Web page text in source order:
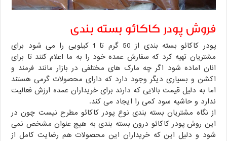
فروش پودر کاکائو بسته بندی
پودر کاکائو بسته بندی از 50 گرم تا 1 کیلویی را می شود برای
مشتریان تهیه کرد که سفارش عمده خود را به ما اعلام کنند تا برای
انان اماده شود اگر چه مارک های مختلفی در بازار مانند فرمند و
اکشن و بسیاری دیگر وجود دارد که دارای محصولات گرمی هستند
اما به دلیل قیمت بالایی که دارند برای خریداران عمده ارزش فعالیت
ندارد و حاشیه سود کمی را ایجاد می کند.
از نگاه مشتریان بسته بندی نوع پودر کاکائو مطرح نیست چون در
این روش پودر کاکائو درون بسته بندی به هیچ عنوان مشخص نمی
شود و دلیل این که خریداران این محصولات هم رضایت کامل از